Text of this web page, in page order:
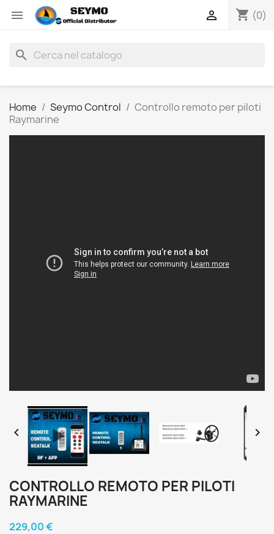
 shopping_cart (0)

search
Home Seymo Control
Controllo remoto per piloti
Raymarine
 
CONTROLLO REMOTO PER PILOTI
RAYMARINE
229,00 €